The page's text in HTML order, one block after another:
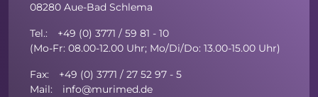
08280 Aue-Bad Schlema
Tel.: +49 (0) 3771 / 59 81 - 10
(Mo-Fr: 08.00-12.00 Uhr; Mo/Di/Do: 13.00-15.00 Uhr)
Fax: +49 (0) 3771 / 27 52 97 - 5
Mail: info@murimed.de